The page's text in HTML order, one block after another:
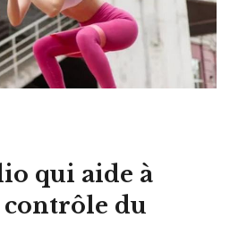
qui aide à
du